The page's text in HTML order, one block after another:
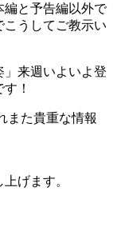
編と予告編以外で
こうしてご教示い
」来週いよいよ登
！
また貴重な情報
げます。